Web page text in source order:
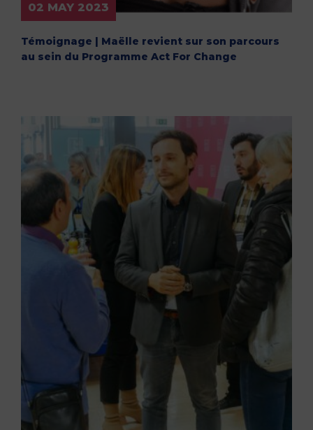
02 MAY 2023
Témoignage | Maëlle revient sur son parcours
au sein du Programme Act For Change